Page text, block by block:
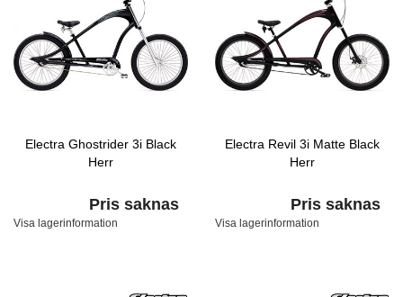
Electra Ghostrider 3i Black
Herr
Pris saknas
Visa lagerinformation
Electra Revil 3i Matte Black
Herr
Pris saknas
Visa lagerinformation